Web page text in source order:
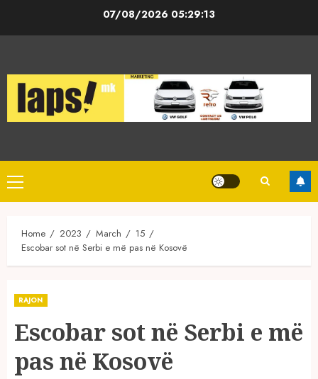
07/08/2026 05:29:13
Primary
Menu
Home 2023 March
15
Escobar sot në Serbi e më pas në Kosovë
RAJON
Escobar sot në Serbi e më
pas në Kosovë